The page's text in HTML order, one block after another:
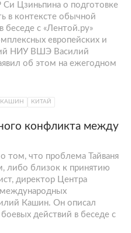
Си Цзиньпина о подготовке
в контексте обычной
беседе с «Лентой.ру»
европейских и
НИУ ВШЭ Василий
об этом на ежегодном
КАШИН КИТАЙ
конфликта между
том, что проблема Тайваня
либо близок к принятию
директор Центра
Кашин. Он описал
действий в беседе с